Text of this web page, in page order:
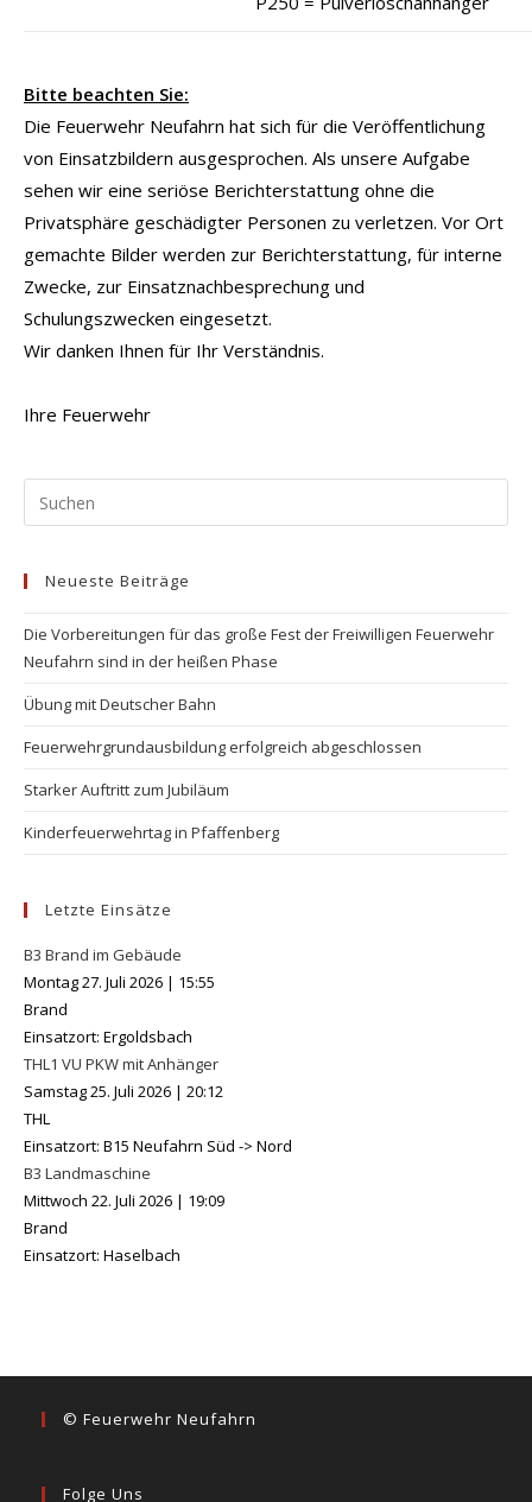
Bitte beachten Sie:
Die Feuerwehr Neufahrn hat sich für die Veröffentlichung
von Einsatzbildern ausgesprochen. Als unsere Aufgabe
sehen wir eine seriöse Berichterstattung ohne die
Privatsphäre geschädigter Personen zu verletzen. Vor Ort
gemachte Bilder werden zur Berichterstattung, für interne
Zwecke, zur Einsatznachbesprechung und
Schulungszwecken eingesetzt.
Wir danken Ihnen für Ihr Verständnis.
Ihre Feuerwehr
Neueste Beiträge
Die Vorbereitungen für das große Fest der Freiwilligen Feuerwehr
Neufahrn sind in der heißen Phase
Übung mit Deutscher Bahn
Feuerwehrgrundausbildung erfolgreich abgeschlossen
Starker Auftritt zum Jubiläum
Kinderfeuerwehrtag in Pfaffenberg
Letzte Einsätze
B3 Brand im Gebäude
Montag 27. Juli 2026 | 15:55
Brand
Einsatzort: Ergoldsbach
THL1 VU PKW mit Anhänger
Samstag 25. Juli 2026 | 20:12
THL
Einsatzort: B15 Neufahrn Süd -> Nord
B3 Landmaschine
Mittwoch 22. Juli 2026 | 19:09
Brand
Einsatzort: Haselbach
© Feuerwehr Neufahrn
Folge Uns